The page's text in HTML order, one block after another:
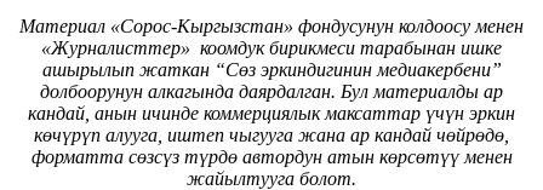
Материал «Сорос-Кыргызстан» фондусунун колдоосу менен
«Журналисттер» коомдук бирикмеси тарабынан ишке
ашырылып жаткан “Сөз эркиндигинин медиакербени”
долбоорунун алкагында даярдалган. Бул материалды ар
кандай, анын ичинде коммерциялык максаттар үчүн эркин
көчүрүп алууга, иштеп чыгууга жана ар кандай чөйрөдө,
форматта сөзсүз түрдө автордун атын көрсөтүү менен
жайылтууга болот.